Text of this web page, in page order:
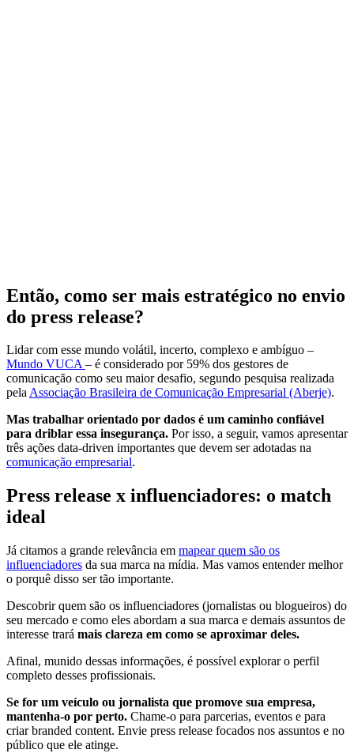
Então, como ser mais estratégico no envio
do press release?
Lidar com esse mundo volátil, incerto, complexo e ambíguo –
Mundo VUCA– é considerado por 59% dos gestores de
comunicação como seu maior desafio, segundo pesquisa realizada
pelaAssociação Brasileira de Comunicação Empresarial (Aberje).
Mas trabalhar orientado por dados é um caminho confiável
para driblar essa insegurança. Por isso, a seguir, vamos apresentar
três ações data-driven importantes que devem ser adotadas na
comunicação empresarial.
Press release x influenciadores: o match
ideal
Já citamos a grande relevância em mapear quem são os
influenciadores da sua marca na mídia. Mas vamos entender melhor
o porquê disso ser tão importante.
Descobrir quem são os influenciadores (jornalistas ou blogueiros) do
seu mercado e como eles abordam a sua marca e demais assuntos de
interesse trará mais clareza em como se aproximar deles.
Afinal, munido dessas informações, é possível explorar o perfil
completo desses profissionais.
Se for um veículo ou jornalista que promove sua empresa,
mantenha-o por perto. Chame-o para parcerias, eventos e para
criar branded content. Envie press release focados nos assuntos e no
público que ele atinge.